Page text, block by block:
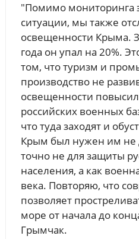
"Помимо мониторинга
ситуации, мы также
освещенности Крыма.
года он упал на 20%.
том, что туризм и
производство не
освещенности
российских военных
что туда заходят и
Крым был нужен им не
точно не для защиты
населения, а как
века. Повторяю, что
позволяет
море от начала до
Грымчак.